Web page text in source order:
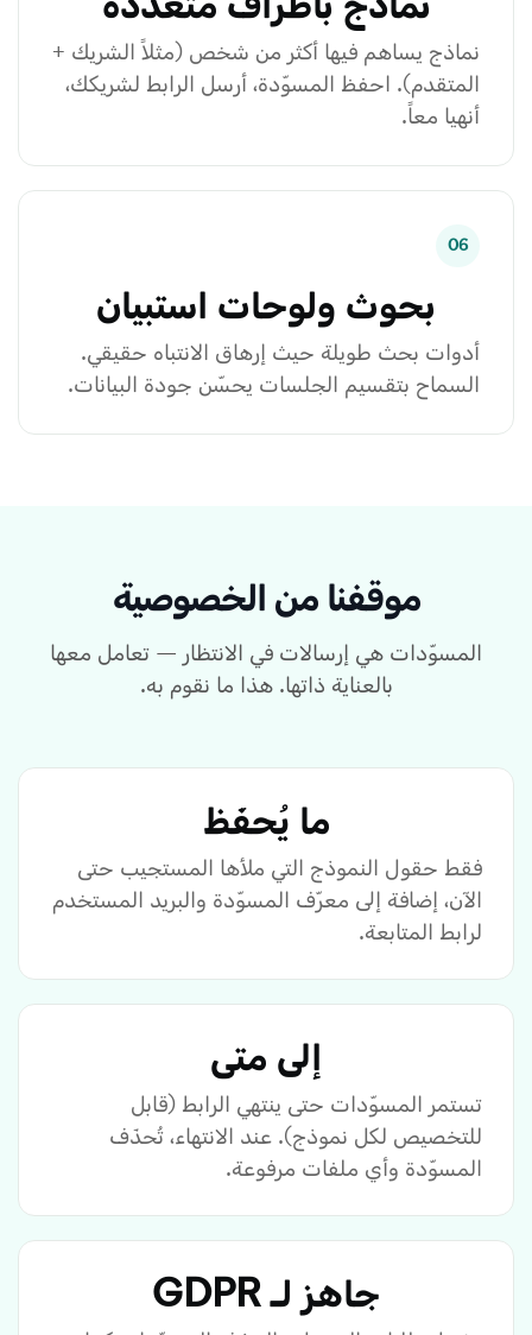
نماذج يساهم فيها أكثر من شخص (مثلاً الشريك +
المتقدم). احفظ المسوّدة، أرسل الرابط لشريكك،
أنهيا معاً.
06
بحوث ولوحات استبيان
أدوات بحث طويلة حيث إرهاق الانتباه حقيقي.
السماح بتقسيم الجلسات يحسّن جودة البيانات.
موقفنا من الخصوصية
المسوّدات هي إرسالات في الانتظار — تعامل معها
بالعناية ذاتها. هذا ما نقوم به.
ما يُحفَظ
فقط حقول النموذج التي ملأها المستجيب حتى
الآن، إضافة إلى معرّف المسوّدة والبريد المستخدم
لرابط المتابعة.
إلى متى
تستمر المسوّدات حتى ينتهي الرابط (قابل
للتخصيص لكل نموذج). عند الانتهاء، تُحذَف
المسوّدة وأي ملفات مرفوعة.
جاهز لـ GDPR